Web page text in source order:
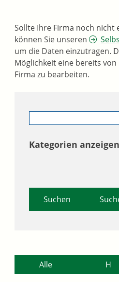
Sollte Ihre Firma noch nicht
können Sie unseren
um die Daten einzutragen.
Möglichkeit eine bereits
Firma zu bearbeiten.
Kategorien anzeigen
Alle H